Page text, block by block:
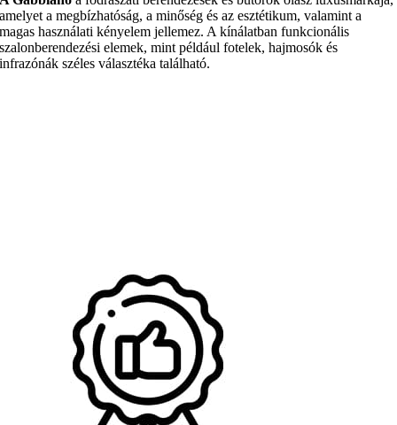
amelyet a megbízhatóság, a minőség és az esztétikum, valamint a
magas használati kényelem jellemez. A kínálatban funkcionális
szalonberendezési elemek, mint például fotelek, hajmosók és
infrazónák széles választéka található.